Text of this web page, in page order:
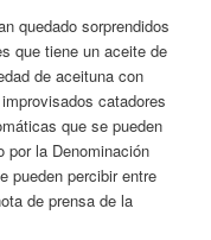
quedado sorprendidos
que tiene un aceite de
de aceituna con
catadores
que se pueden
por la Denominación
pueden percibir entre
de prensa de la